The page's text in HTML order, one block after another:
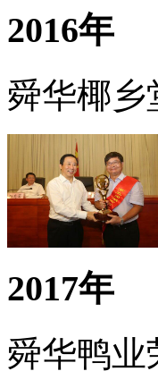
2016年
舜华椰乡
2017年
舜华鸭业